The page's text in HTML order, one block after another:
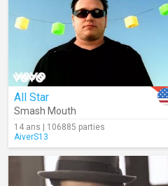
All Star
Smash Mouth
14 ans | 106885 parties
AiverS13